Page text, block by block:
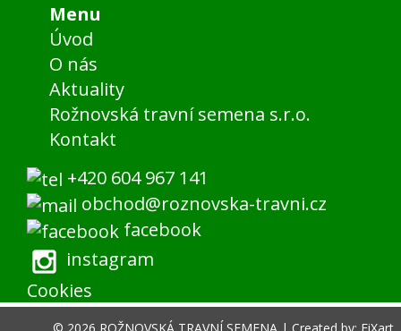
Menu
Úvod
O nás
Aktuality
Rožnovská travní semena s.r.o.
Kontakt
+420 604 967 141
obchod@roznovska-travni.cz
facebook
instagram
Cookies